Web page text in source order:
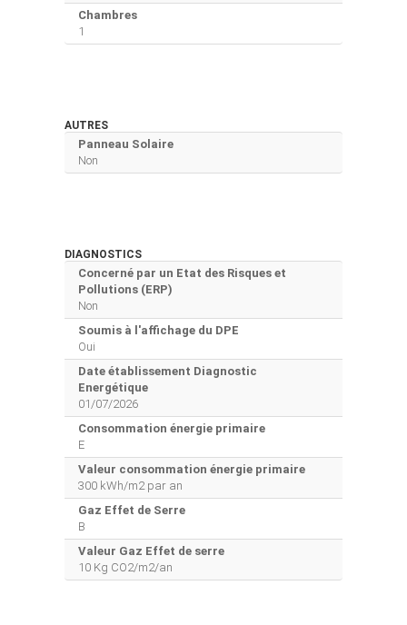
Chambres
1
AUTRES
Panneau Solaire
Non
DIAGNOSTICS
Concerné par un Etat des Risques et
Pollutions (ERP)
Non
Soumis à l'affichage du DPE
Oui
Date établissement Diagnostic
Energétique
01/07/2026
Consommation énergie primaire
E
Valeur consommation énergie primaire
300 kWh/m2 par an
Gaz Effet de Serre
B
Valeur Gaz Effet de serre
10 Kg CO2/m2/an